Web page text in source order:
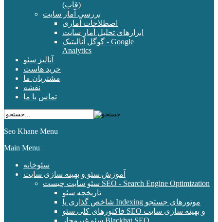
(قاب)
بررسی آمار سایت
اصطلاحات آماری
ابزارهای تحلیل آمار سایت
گوگل آنالیتیک - Google
Analytics
آنالیز سئو
خرید هاست
مشتریان ما
نقشه
تماس با ما
Seo Khane Menu
Main Menu
سئوخانه
آموزش سئو و بهینه سازی سایت
سئو سایت چیست SEO - Search Engine Optimization
تاریخچه سئو
شاخص گذاری یا Indexing موتورهای جستجو
فاکتورهای کلی سئو SEO و بهینه سازی سایت
سئو غیرمجاز Blackhat SEO